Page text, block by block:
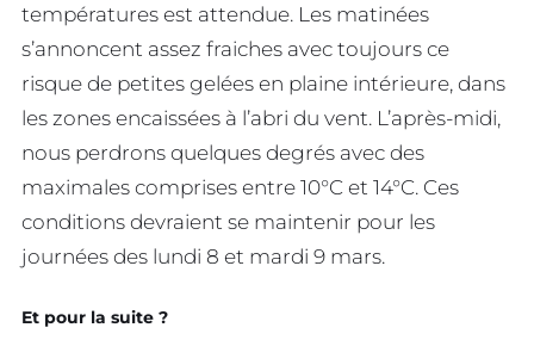
températures est attendue. Les matinées
s’annoncent assez fraiches avec toujours ce
risque de petites gelées en plaine intérieure, dans
les zones encaissées à l’abri du vent. L’après-midi,
nous perdrons quelques degrés avec des
maximales comprises entre 10°C et 14°C. Ces
conditions devraient se maintenir pour les
journées des lundi 8 et mardi 9 mars.
Et pour la suite ?